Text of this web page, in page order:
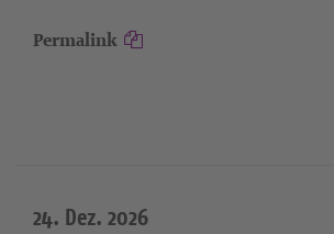
Permalink
24. Dez. 2026